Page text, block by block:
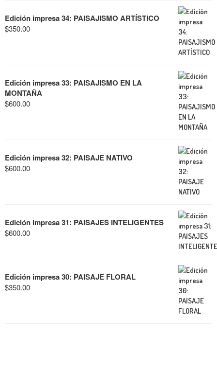
Edición impresa 34: PAISAJISMO ARTÍSTICO
$350.00
Edición impresa 33: PAISAJISMO EN LA
MONTAÑA
$600.00
Edición impresa 32: PAISAJE NATIVO
$600.00
Edición impresa 31: PAISAJES INTELIGENTES
$600.00
Edición impresa 30: PAISAJE FLORAL
$350.00